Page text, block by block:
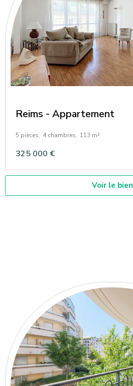
Reims - Appartement
5 pièces, 4 chambres, 113 m²
325 000 €
Voir le bien